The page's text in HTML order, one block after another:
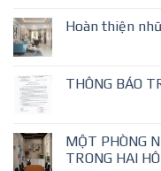
Hoàn thiện
THÔNG BÁO
MỘT PHÒNG
TRONG HAI